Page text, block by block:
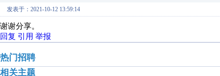
发表于：2021-10-12 13:59:14
谢谢分享。
回复 引用 举报
热门招聘
相关主题